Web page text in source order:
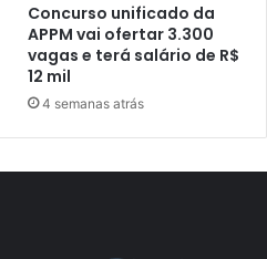
Concurso unificado da
APPM vai ofertar 3.300
vagas e terá salário de R$
12 mil
4 semanas atrás